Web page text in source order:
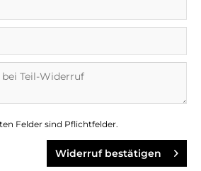
Felder sind Pflichtfelder.
Widerruf bestätigen